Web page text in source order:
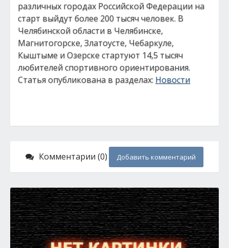
различных городах Российской Федерации на
старт выйдут более 200 тысяч человек. В
Челябинской области в Челябинске,
Магнитогорске, Златоусте, Чебаркуле,
Кыштыме и Озерске стартуют 14,5 тысяч
любителей спортивного ориентирования.
Статья опубликована в разделах: Новости
Комментарии (0) Добавить комментарий